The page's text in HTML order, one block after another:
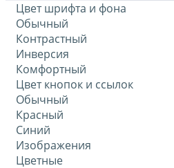
Цвет шрифта и фона
Обычный
Контрастный
Инверсия
Комфортный
Цвет кнопок и ссылок
Обычный
Красный
Синий
Изображения
Цветные